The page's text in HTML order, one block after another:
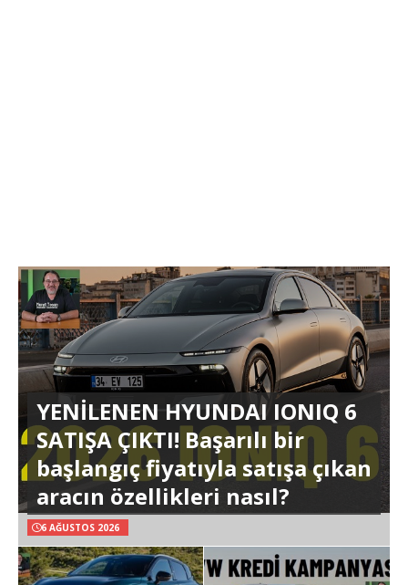
YENİLENEN HYUNDAI IONIQ 6
SATIŞA ÇIKTI! Başarılı bir
başlangıç fiyatıyla satışa çıkan
aracın özellikleri nasıl?
6 AĞUSTOS 2026